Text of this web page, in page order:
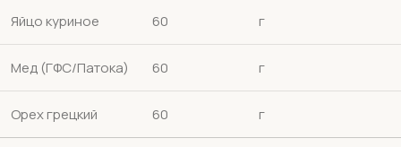
Яйцо куриное 60 г
Мед (ГФС/Патока) 60 г
Орех грецкий 60 г